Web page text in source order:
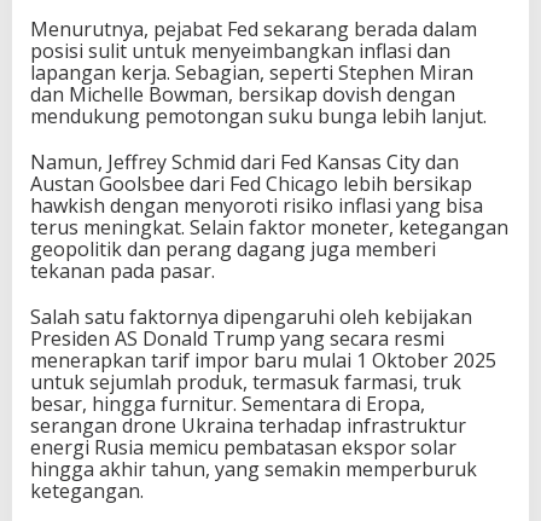
Menurutnya, pejabat Fed sekarang berada dalam
posisi sulit untuk menyeimbangkan inflasi dan
lapangan kerja. Sebagian, seperti Stephen Miran
dan Michelle Bowman, bersikap dovish dengan
mendukung pemotongan suku bunga lebih lanjut.
Namun, Jeffrey Schmid dari Fed Kansas City dan
Austan Goolsbee dari Fed Chicago lebih bersikap
hawkish dengan menyoroti risiko inflasi yang bisa
terus meningkat. Selain faktor moneter, ketegangan
geopolitik dan perang dagang juga memberi
tekanan pada pasar.
Salah satu faktornya dipengaruhi oleh kebijakan
Presiden AS Donald Trump yang secara resmi
menerapkan tarif impor baru mulai 1 Oktober 2025
untuk sejumlah produk, termasuk farmasi, truk
besar, hingga furnitur. Sementara di Eropa,
serangan drone Ukraina terhadap infrastruktur
energi Rusia memicu pembatasan ekspor solar
hingga akhir tahun, yang semakin memperburuk
ketegangan.